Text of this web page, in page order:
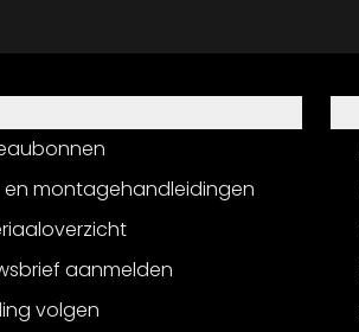
en montagehandleidingen
aanmelden
volgen